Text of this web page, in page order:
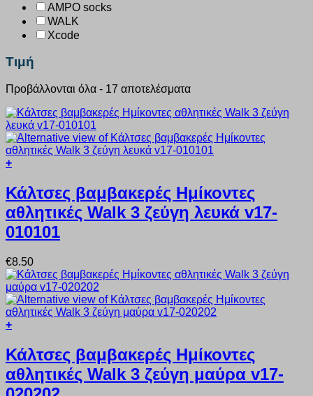
AMPO socks
WALK
Xcode
Τιμή
Προβάλλονται όλα - 17 αποτελέσματα
+
το
προϊόν
έχει
πολλαπλές
παραλλαγές.
επιλογές
μπορούν
να
επιλεγούν
στη
σελίδα
προϊόντος
Κάλτσες βαμβακερές Ημίκοντες
αθλητικές Walk 3 ζεύγη λευκά v17-
010101
€8.50
+
το
προϊόν
έχει
πολλαπλές
Κάλτσες βαμβακερές Ημίκοντες
αθλητικές Walk 3 ζεύγη μαύρα v17-